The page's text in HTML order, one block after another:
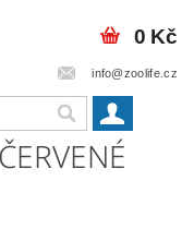
info@zoolife.cz
0 Kč